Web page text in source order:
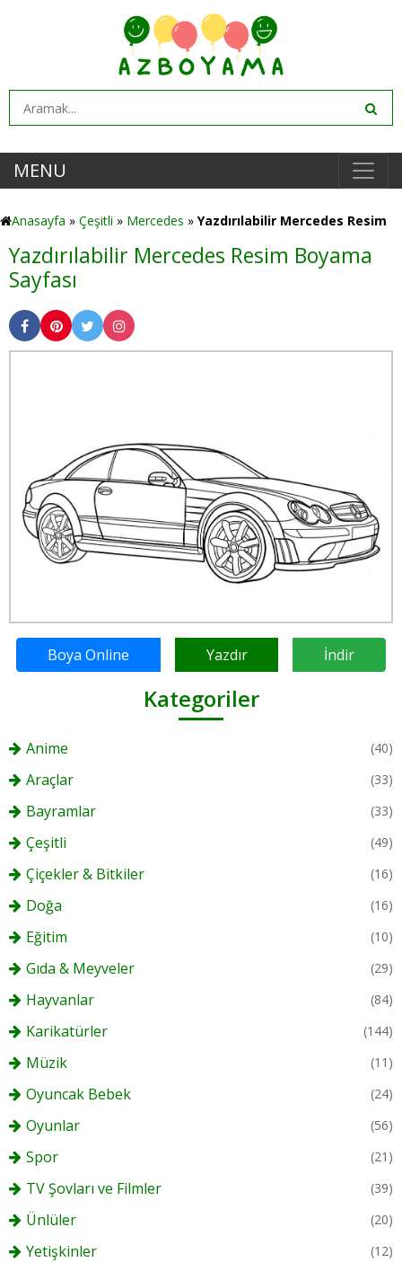
MENU
Anasayfa » Çeşitli » Mercedes » Yazdırılabilir Mercedes Resim
Yazdırılabilir Mercedes Resim Boyama
Sayfası
Boya Online Yazdır İndir
Kategoriler
Anime (40)
Araçlar (33)
Bayramlar (33)
Çeşitli (49)
Çiçekler & Bitkiler (16)
Doğa (16)
Eğitim (10)
Gıda & Meyveler (29)
Hayvanlar (84)
Karikatürler (144)
Müzik (11)
Oyuncak Bebek (24)
Oyunlar (56)
Spor (21)
TV Şovları ve Filmler (39)
Ünlüler (20)
Yetişkinler (12)